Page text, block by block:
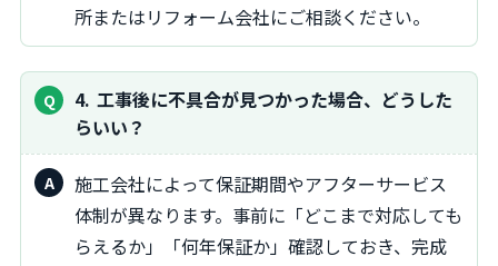
所またはリフォーム会社にご相談ください。
4 工事後に不具合が見つかった場合、どうした
らいい？
施工会社によって保証期間やアフターサービス
体制が異なります。事前に「どこまで対応しても
らえるか」「何年保証か」確認しておき、完成